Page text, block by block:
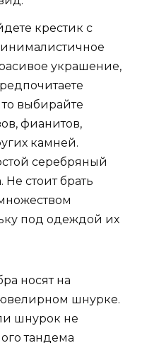
крестик с
украшение,
выбирайте
фианитов,
камней.
серебряный
стоит брать
под одеждой их
носят на
шнурке.
шнурок не
тандема